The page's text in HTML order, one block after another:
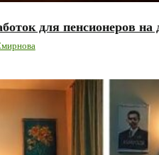
для пенсионеров